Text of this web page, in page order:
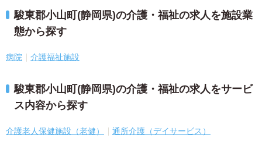
駿東郡小山町(静岡県)の介護・福祉の求人を施設業
態から探す
病院 介護福祉施設
駿東郡小山町(静岡県)の介護・福祉の求人をサービ
ス内容から探す
介護老人保健施設（老健） 通所介護（デイサービス）